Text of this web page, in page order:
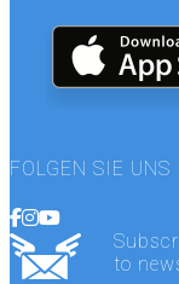
FOLGEN SIE UNS
to